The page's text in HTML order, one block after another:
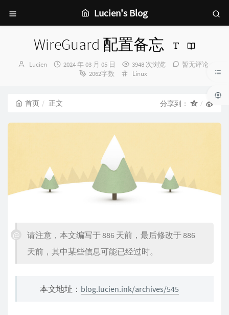
Lucien's Blog
WireGuard 配置备忘
博
Lucien
发
2024 年 03 月 05 日 3948 次浏览
暂无评论
2062字数
分
Linux
首页 正文 分享到：
请注意，本文编写于 886 天前，最后修改于 886
天前，其中某些信息可能已经过时。
本文地址： blog.lucien.ink/archives/545